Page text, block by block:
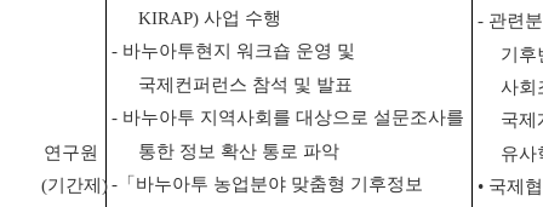
연구원
(기간제 )
KIRAP) 사업 수행
- 바누아투현지 워크숍 운영 및
국제컨퍼런스 참석 및 발표
- 바누아투 지역사회를 대상으로 설문조사를
통한 정보 확산 통로 파악
-「 바누아투 농업분야 맞춤형 기후정보
- 관련
기후
사
국
유사
• 국제